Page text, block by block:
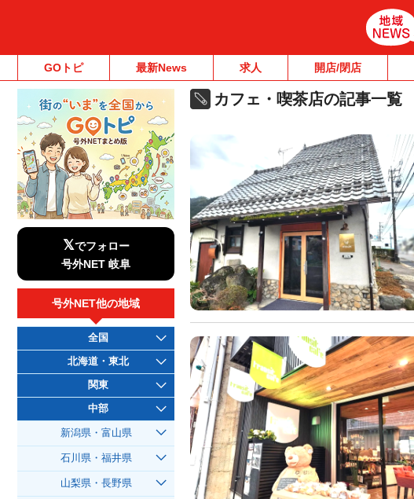
GOトピ 最新News 求人 開店/閉店
カフェ・喫茶店の記事一覧
𝕏でフォロー
号外NET 岐阜
号外NET他の地域
全国
北海道・東北
関東
中部
新潟県・富山県
石川県・福井県
山梨県・長野県